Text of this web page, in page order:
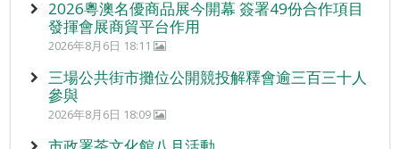
2026粵澳名優商品展今開幕 簽署49份合作項目
發揮會展商貿平台作用
2026年8月6日 18:11
三場公共街市攤位公開競投解釋會逾三百三十人
參與
2026年8月6日 18:09